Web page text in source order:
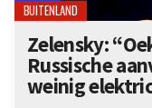
BUITENLAND
Zelensky:
Russische
weinig